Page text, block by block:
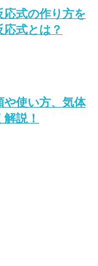
応式の作り方を
式とは？
や使い方、気体
説！